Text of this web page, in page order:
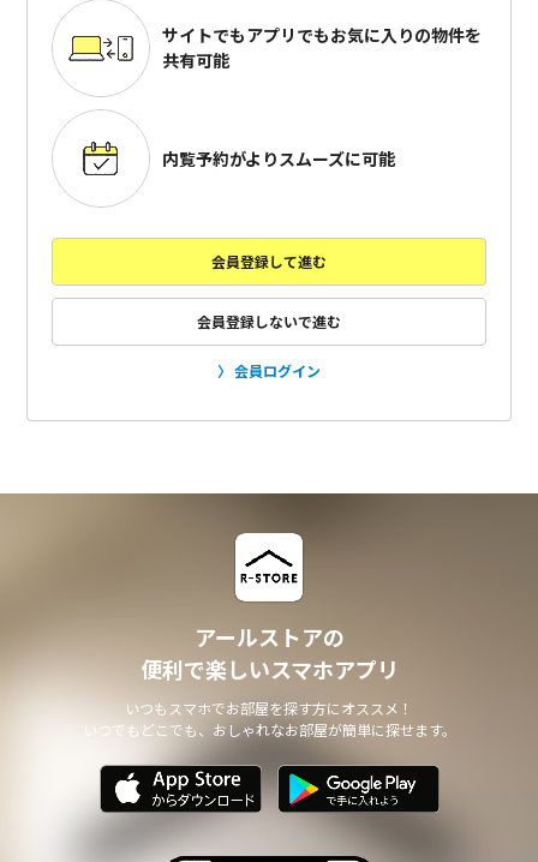
サイトでもアプリでもお気に入りの物件を
共有可能
内覧予約がよりスムーズに可能
会員登録して進む
会員登録しないで進む
会員ログイン
アールストアの
便利で楽しいスマホアプリ
いつもスマホでお部屋を探す方にオススメ！
いつでもどこでも、おしゃれなお部屋が簡単に探せます。